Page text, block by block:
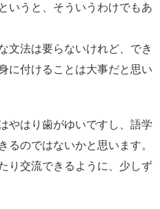
いうと、そういうわけでもあ
文法は要らないけれど、でき
に付けることは大事だと思い
やはり歯がゆいですし、語学
るのではないかと思います。
り交流できるように、少しず